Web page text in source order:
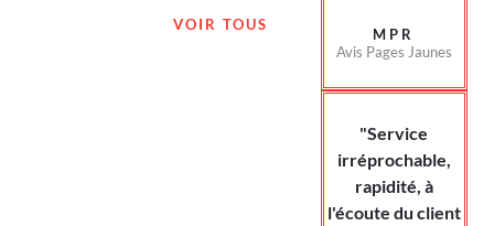
VOIR TOUS
MPR
Avis Pages Jaunes
"Service
irréprochable,
rapidité, à
l'écoute du client